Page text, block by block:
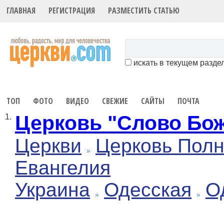
ГЛАВНАЯ РЕГИСТРАЦИЯ РАЗМЕСТИТЬ СТАТЬЮ
искать в текущем
ТОП ФОТО ВИДЕО СВЕЖИЕ САЙТЫ ПОЧТА
1. Церковь "Слово
Церкви
Церковь
Евангелия
Украина
Одесская